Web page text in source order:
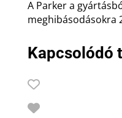
A Parker a
meghibásodásokra
Kapcsolódó